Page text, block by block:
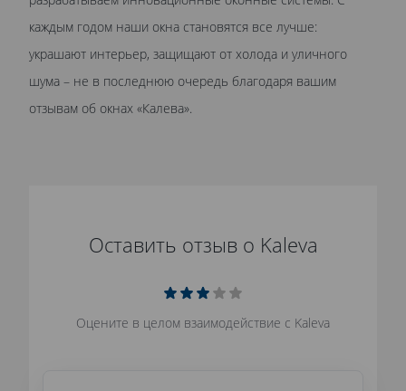
каждым годом наши окна становятся все лучше:
украшают интерьер, защищают от холода и уличного
шума – не в последнюю очередь благодаря вашим
отзывам об окнах «Калева».
Оставить отзыв о Kaleva
Оцените в целом взаимодействие с Kaleva